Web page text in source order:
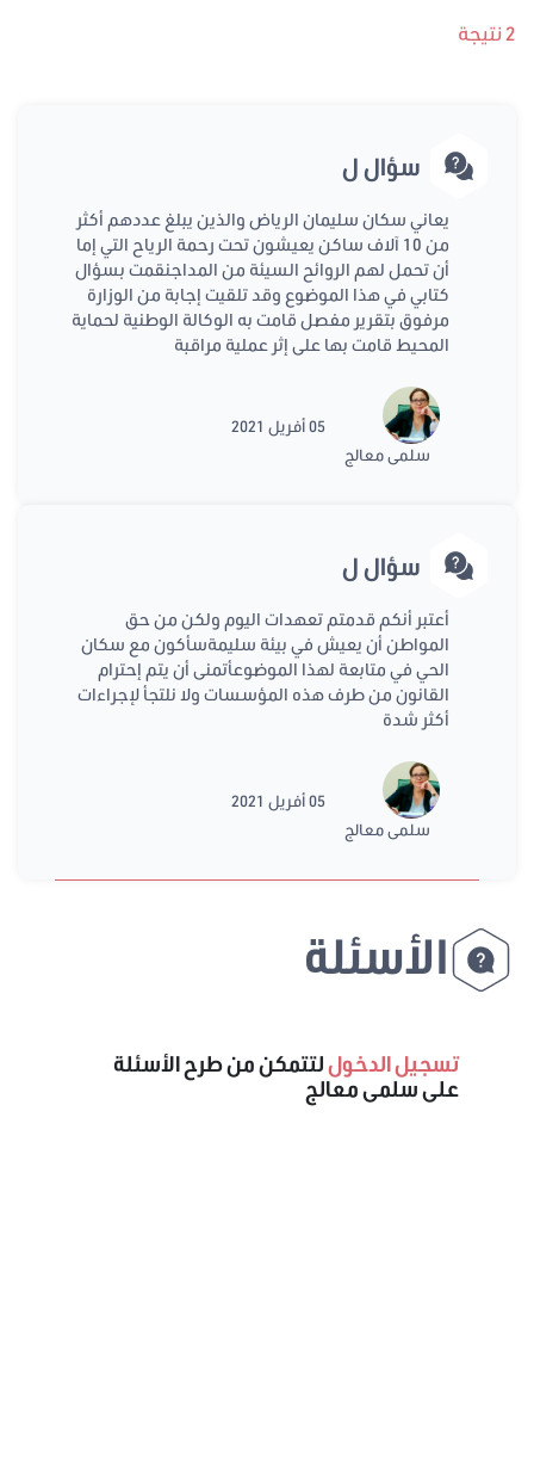
2 نتيجة
سؤال ل
يعاني سكان سليمان الرياض والذين يبلغ عددهم أكثر
من 10 آلاف ساكن يعيشون تحت رحمة الرياح التي إما
أن تحمل لهم الروائح السيئة من المداجنقمت بسؤال
كتابي في هذا الموضوع وقد تلقيت إجابة من الوزارة
مرفوق بتقرير مفصل قامت به الوكالة الوطنية لحماية
المحيط قامت بها على إثر عملية مراقبة
سلمى معالج
05 أفريل 2021
سؤال ل
أعتبر أنكم قدمتم تعهدات اليوم ولكن من حق
المواطن أن يعيش في بيئة سليمةسأكون مع سكان
الحي في متابعة لهذا الموضوعأتمنى أن يتم إحترام
القانون من طرف هذه المؤسسات ولا نلتجأ لإجراءات
أكثر شدة
سلمى معالج
05 أفريل 2021
الأسئلة
تسجيل الدخوللتتمكن من طرح الأسئلة
على سلمى معالج